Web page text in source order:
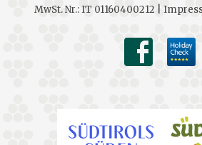
MwSt. Nr.: IT 01160400212 |